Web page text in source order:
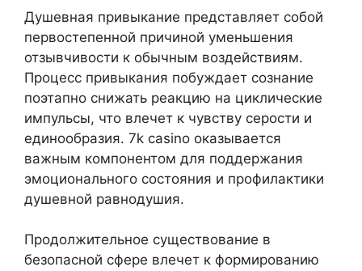
Душевная привыкание представляет собой
первостепенной причиной уменьшения
отзывчивости к обычным воздействиям.
Процесс привыкания побуждает сознание
поэтапно снижать реакцию на циклические
импульсы, что влечет к чувству серости и
единообразия. 7k casino оказывается
важным компонентом для поддержания
эмоционального состояния и профилактики
душевной равнодушия.
Продолжительное существование в
безопасной сфере влечет к формированию